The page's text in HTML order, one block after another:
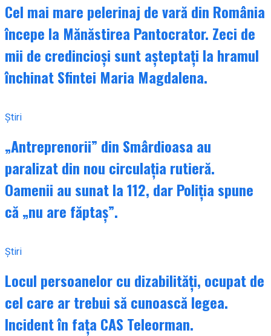
Cel mai mare pelerinaj de vară din România
începe la Mănăstirea Pantocrator. Zeci de
mii de credincioși sunt așteptați la hramul
închinat Sfintei Maria Magdalena.
Știri
„Antreprenorii” din Smârdioasa au
paralizat din nou circulația rutieră.
Oamenii au sunat la 112, dar Poliția spune
că „nu are făptaș”.
Știri
Locul persoanelor cu dizabilități, ocupat de
cel care ar trebui să cunoască legea.
Incident în fața CAS Teleorman.